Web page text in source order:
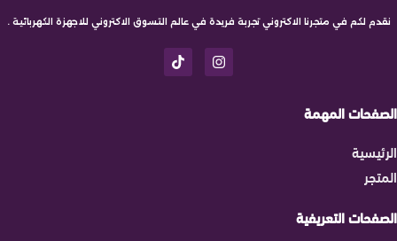
نقدم لكم في متجرنا الاكتروني تجربة فريدة في عالم التسوق الاكتروني للاجهزة الكهربائية .
الصفحات المهمة
الرئيسية
المتجر
الصفحات التعريفية